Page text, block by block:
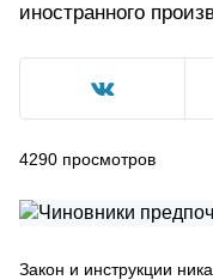
иностранного
4290 просмотров
Закон и инструкции